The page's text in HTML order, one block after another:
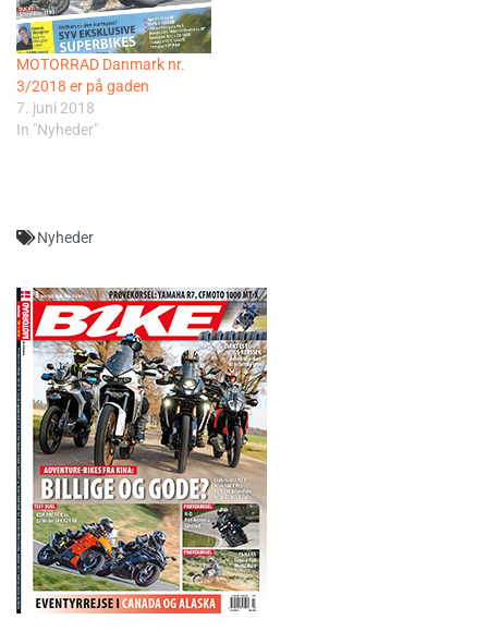
MOTORRAD Danmark nr.
3/2018 er på gaden
7. juni 2018
In "Nyheder"
Nyheder